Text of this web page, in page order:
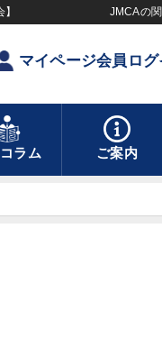
JMCAの
マイページ会員ロ
ラム ご案内